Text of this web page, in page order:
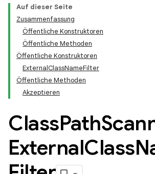
Auf dieser Seite
Zusammenfassung
Öffentliche Konstruktoren
Öffentliche Methoden
Öffentliche Konstruktoren
ExternalClassNameFilter
Öffentliche Methoden
Akzeptieren
ClassPath
ExternalClass